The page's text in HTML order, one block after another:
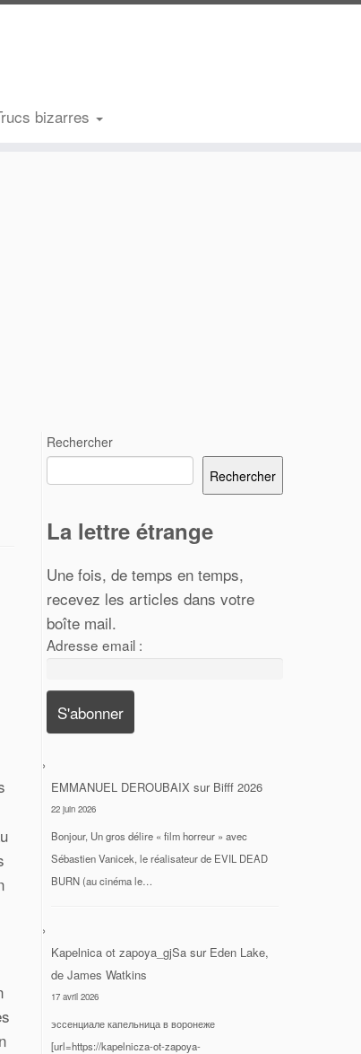
bizarres
Rechercher
Rechercher
La lettre étrange
Une fois, de temps en temps,
recevez les articles dans votre
boîte mail.
Adresse email :
EMMANUEL DEROUBAIX sur Bifff 2026
22 juin 2026
Bonjour, Un gros délire « film horreur » avec
Sébastien Vanicek, le réalisateur de EVIL DEAD
BURN (au cinéma le…
Kapelnica ot zapoya_gjSa sur Eden Lake,
de James Watkins
17 avril 2026
эссенциале капельница в воронеже
[url=https://kapelnicza-ot-zapoya-